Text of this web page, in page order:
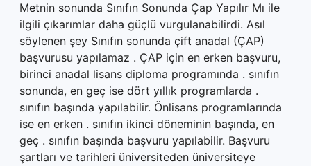
Metnin sonunda Sınıfın Sonunda Çap Yapılır Mı ile
ilgili çıkarımlar daha güçlü vurgulanabilirdi. Asıl
söylenen şey Sınıfın sonunda çift anadal (ÇAP)
başvurusu yapılamaz . ÇAP için en erken başvuru,
birinci anadal lisans diploma programında . sınıfın
sonunda, en geç ise dört yıllık programlarda .
sınıfın başında yapılabilir. Önlisans programlarında
ise en erken . sınıfın ikinci döneminin başında, en
geç . sınıfın başında başvuru yapılabilir. Başvuru
şartları ve tarihleri üniversiteden üniversiteye